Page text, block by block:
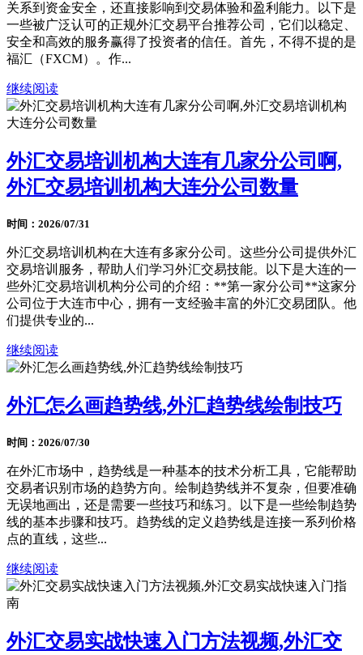
关系到资金安全，还直接影响到交易体验和盈利能力。以下是
一些被广泛认可的正规外汇交易平台推荐公司，它们以稳定、
安全和高效的服务赢得了投资者的信任。首先，不得不提的是
福汇（FXCM）。作...
继续阅读
外汇交易培训机构大连有几家分公司啊,
外汇交易培训机构大连分公司数量
时间：2026/07/31
外汇交易培训机构在大连有多家分公司。这些分公司提供外汇
交易培训服务，帮助人们学习外汇交易技能。以下是大连的一
些外汇交易培训机构分公司的介绍：**第一家分公司**这家分
公司位于大连市中心，拥有一支经验丰富的外汇交易团队。他
们提供专业的...
继续阅读
外汇怎么画趋势线,外汇趋势线绘制技巧
时间：2026/07/30
在外汇市场中，趋势线是一种基本的技术分析工具，它能帮助
交易者识别市场的趋势方向。绘制趋势线并不复杂，但要准确
无误地画出，还是需要一些技巧和练习。以下是一些绘制趋势
线的基本步骤和技巧。趋势线的定义趋势线是连接一系列价格
点的直线，这些...
继续阅读
外汇交易实战快速入门方法视频,外汇交